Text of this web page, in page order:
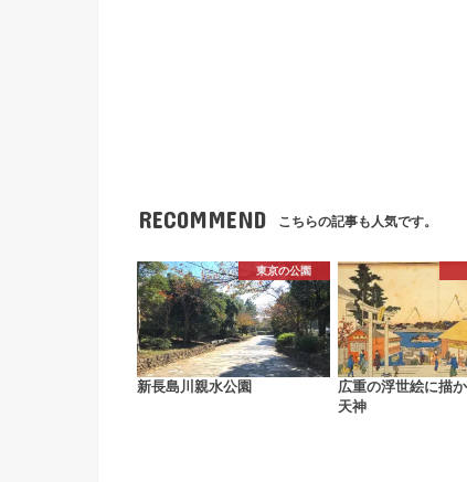
RECOMMEND こちらの記事も人気です。
東京の公園
新長島川親水公園
広重の浮世絵に描
天神